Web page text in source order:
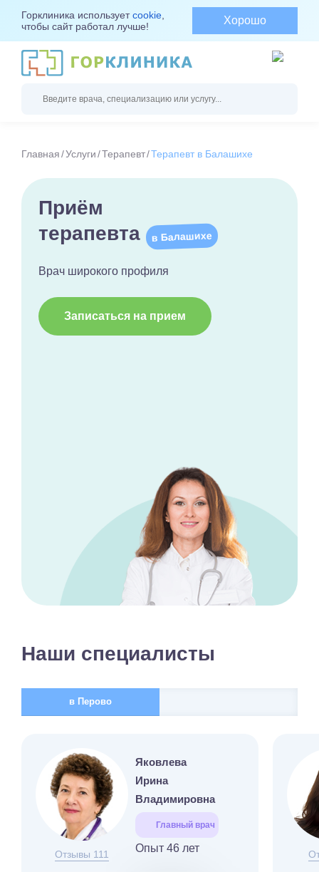
Горклиника используетcookie
чтобы сайт работал лучше!
Хорошо
Главная Услуги Терапевт Терапевт в Балашихе
Приём
терапевта
в Балашихе
Врач широкого профиля
Записаться на прием
Наши специалисты
в Перово
Отзывы 111
Яковлева
Ирина
Владимировна
Главный врач
Опыт 46 лет